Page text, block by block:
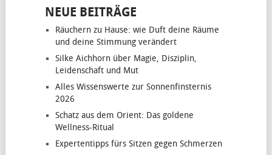
NEUE BEITRÄGE
Räuchern zu Hause: wie Duft deine Räume
und deine Stimmung verändert
Silke Aichhorn über Magie, Disziplin,
Leidenschaft und Mut
Alles Wissenswerte zur Sonnenfinsternis
2026
Schatz aus dem Orient: Das goldene
Wellness-Ritual
Expertentipps fürs Sitzen gegen Schmerzen